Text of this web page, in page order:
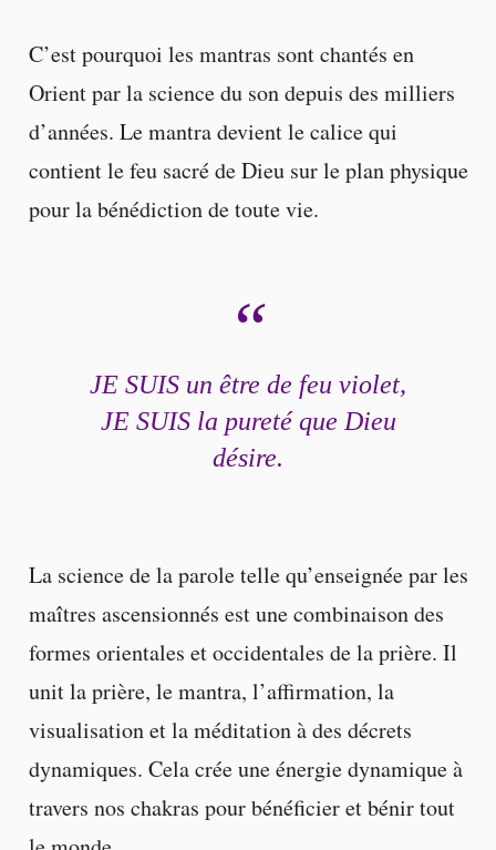
C’est pourquoi les mantras sont chantés en
Orient par la science du son depuis des milliers
d’années. Le mantra devient le calice qui
contient le feu sacré de Dieu sur le plan physique
pour la bénédiction de toute vie.
JE SUIS un être de feu violet,
JE SUIS la pureté que Dieu
désire.
La science de la parole telle qu’enseignée par les
maîtres ascensionnés est une combinaison des
formes orientales et occidentales de la prière. Il
unit la prière, le mantra, l’affirmation, la
visualisation et la méditation à des décrets
dynamiques. Cela crée une énergie dynamique à
travers nos chakras pour bénéficier et bénir tout